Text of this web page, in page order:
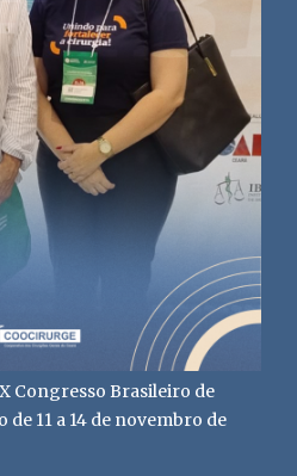
Congresso Brasileiro de
de 11 a 14 de novembro de